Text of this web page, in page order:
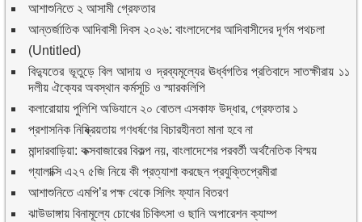
আশাশুনিতে ২ আসামী গ্রেফতার
আন্তর্জাতিক আদিবাসী দিবস ২০২৬: বাংলাদেশের আদিবাসীদের দূর্গম পথচলা
(Untitled)
বিদ্যুতের ভূতুড়ে বিল আদায় ও দ্রব্যমূল্যের ঊর্ধ্বগতির প্রতিবাদে সাতক্ষীরায় ১১
দলীয় ঐক্যের অবস্থান কর্মসূচি ও স্মারকলিপি
কলারোয়ায় পুলিশি অভিযানে ২০ বোতল এসকাফ উদ্ধার, গ্রেফতার ১
প্রশাসনিক নিষ্ক্রিয়তায় গণধর্ষণের বিচারহীনতা মানা হবে না
মান্দারবাড়িয়া: কক্সবাজারের বিকল্প নয়, বাংলাদেশের পরবর্তী অর্থনৈতিক বিস্ময়
গ্যালাক্সি এ২৭ ৫জি নিয়ে কী প্রত্যাশা করছেন প্রযুক্তিপ্রেমীরা
আশাশুনিতে এমপি’র পক্ষ থেকে সিলিং ফ্যান বিতরণ
ঝাউডাঙ্গায় বিনামূল্যে চোখের চিকিৎসা ও ছানি অপারেশন ক্যাম্প